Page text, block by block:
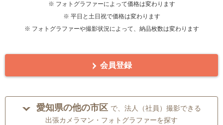
※ フォトグラファーによって価格は変わります
※ 平日と土日祝で価格は変わります
※ フォトグラファーや撮影状況によって、納品枚数は変わります
会員登録
愛知県の他の市区 で、法人（社員）撮影できる
出張カメラマン・フォトグラファーを探す